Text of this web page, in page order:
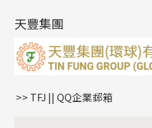
雙十字鏈系列
水波鏈系列
蛇骨鏈系列
鏈尾系列
嘴唇鏈系列
耳環扣系列
耳綫/耳鈎系列
耳環爪頭
耳環
字母吊墜
相盒吊墜
項鏈吊墜
生肖吊墜
星座吊墜
天豐集團
>> TFJ || QQ企業郵箱